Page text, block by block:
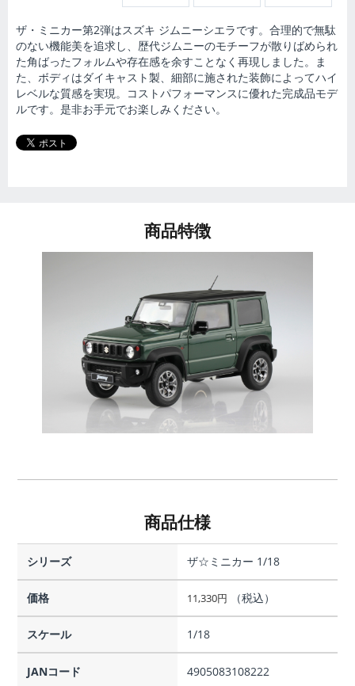
ザ・ミニカー第2弾はスズキ ジムニーシエラです。合理的で無駄
のない機能美を追求し、歴代ジムニーのモチーフが散りばめられ
た角ばったフォルムや存在感を余すことなく再現しました。ま
た、ボディはダイキャスト製、細部に施された装飾によってハイ
レベルな質感を実現。コストパフォーマンスに優れた完成品モデ
ルです。是非お手元でお楽しみください。
商品特徴
商品仕様
シリーズ ザ☆ミニカー 1/18
価格 11,330円 （税込）
スケール 1/18
JANコード 4905083108222